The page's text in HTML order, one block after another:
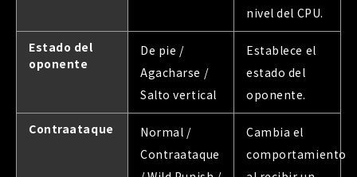
nivel del CPU.
Estado del
oponente
De pie /
Agacharse /
Salto vertical
Establece el
estado del
oponente.
Contraataque
Normal /
Contraataque
Cambia el
comportamiento